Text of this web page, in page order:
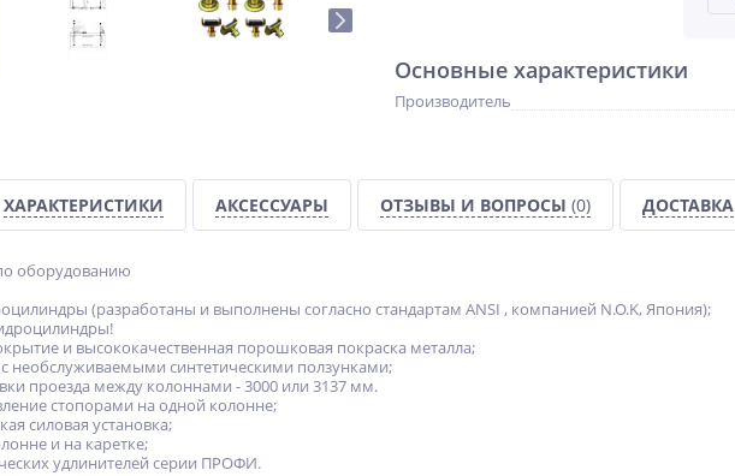
Основные характеристики
Производитель
ХАРАКТЕРИСТИКИ АКСЕССУАРЫ ОТЗЫВЫ И ВОПРОСЫ (0) ДОСТАВКА
оборудованию
(разработаны и выполнены согласно стандартам ANSI , компанией N.O.K, Япония);
и высококачественная порошковая покраска металла;
необслуживаемыми синтетическими ползунками;
проезда между колоннами - 3000 или 3137 мм.
стопорами на одной колонне;
силовая установка;
и на каретке;
удлинителей серии ПРОФИ.